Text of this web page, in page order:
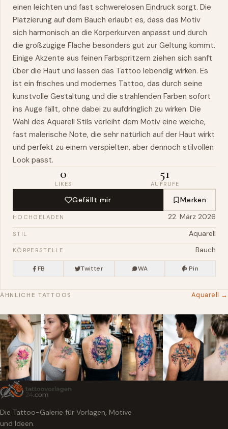
einen leichten und fast schwerelosen Eindruck sorgt. Die
Platzierung auf dem Bauch erlaubt es, dass das Motiv
sich harmonisch an die Körperkurven anpasst und durch
die großzügige Fläche besonders gut zur Geltung kommt.
Einige Akzente aus feinen Farbspritzern ziehen sich sanft
über die Haut und lassen das Tattoo lebendig wirken. Es
ist ein frisches und modernes Tattoo, das durch seine
kunstvolle Gestaltung und die strahlenden Farben sofort
ins Auge fällt, ohne dabei zu aufdringlich zu wirken. Die
Wahl des Aquarell Stils verleiht dem Motiv eine weiche,
fast malerische Note, die sehr natürlich auf der Haut wirkt
und perfekt zu einem verspielten, aber dennoch stilvollen
Look passt.
0
LIKES
51
AUFRUFE
Gefällt mir Merken
HOCHGELADEN 22. März 2026
STIL Aquarell
KÖRPERSTELLE Bauch
FB Twitter WA Pin
ÄHNLICHE TATTOOS Aquarell →
Die Tattoo-Galerie für Vorlagen, Motive
und Ideen.